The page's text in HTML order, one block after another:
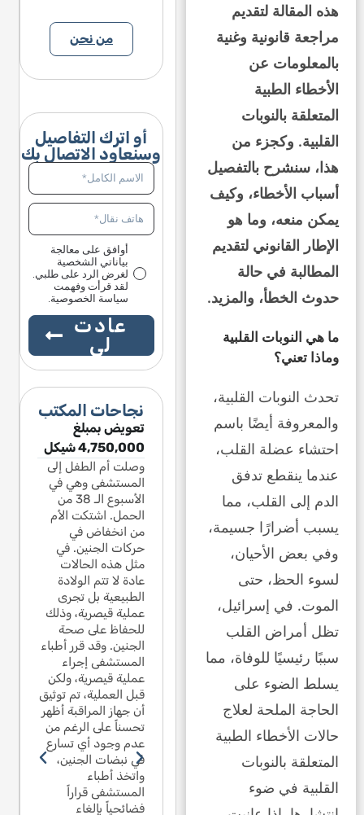
هذه المقالة لتقديم
مراجعة قانونية وغنية
بالمعلومات عن
الأخطاء الطبية
المتعلقة بالنوبات
القلبية. وكجزء من
هذا، سنشرح بالتفصيل
أسباب الأخطاء، وكيف
يمكن منعه، وما هو
الإطار القانوني لتقديم
المطالبة في حالة
حدوث الخطأ، والمزيد.
ما هي النوبات القلبية
وماذا تعني؟
تحدث النوبات القلبية،
والمعروفة أيضًا باسم
احتشاء عضلة القلب،
عندما ينقطع تدفق
الدم إلى القلب، مما
يسبب أضرارًا جسيمة،
وفي بعض الأحيان،
لسوء الحظ، حتى
الموت. في إسرائيل،
تظل أمراض القلب
سببًا رئيسيًا للوفاة، مما
يسلط الضوء على
الحاجة الملحة لعلاج
حالات الأخطاء الطبية
المتعلقة بالنوبات
القلبية في ضوء
من نحن
أو اترك التفاصيل
وسنعاود الاتصال بك
أوافق على معالجة
بياناتي الشخصية
لغرض الرد على طلبي.
لقد قرأت وفهمت
سياسة الخصوصية.
عادت
لي
نجاحات المكتب
بمبلغ
شيكل
يبلغ من العمر
وتسعة أشهر
على زحليقة
في حديقة
في القدس.
النصف السفلي
الزحليقة مفقوداً
سقط من
مترين وعانى
من تشنجات. منذ
الحين أصيب
ادعى خبير
أن الصرع نتج
السقوط، رغم عدم
كسر أو نزيف
الدماغ. ذكر عدد
أخصائيي الأعصاب
استشارة داخلية
يعتقدون أنه لا
والصرع لأنه
يكن هناك كسر/
تعويض بمبلغ
4,750,000 شيكل
المستشفى وهي في
من انخفاض في
حركات الجنين. في
مثل هذه الحالات
عادة لا تتم الولادة
الطبيعية بل تجرى
عملية قيصرية، وذلك
للحفاظ على صحة
المستشفى إجراء
عملية قيصرية، ولكن
قبل العملية، تم توثيق
أن جهاز المراقبة أظهر
تحسناً على الرغم من
عدم وجود أي تسارع
في نبضات الجنين،
المستشفى قراراً
فضائحياً بإلغاء
تعويض بمبلغ
1,541,068 شيكل
بسبب سقوط
طفل يبلغ من العمر
سنة وتسعة أشهر
صعد على زحليقة
مقسومة في حديقة
وطنية في القدس.
كان النصف السفلي
من الزحليقة مفقوداً
بالكامل. سقط من
ارتفاع مترين وعانى
فوراً من تشنجات. منذ
ذلك الحين أصيب
بالصرع. ادعى خبير
المدعي أن الصرع نتج
عن السقوط، رغم عدم
وجود كسر أو نزيف
في الدماغ. ذكر عدد
من أخصائيي الأعصاب
في استشارة داخلية
أنهم يعتقدون أنه لا
توجد علاقة بين
السقوط والصرع لأنه